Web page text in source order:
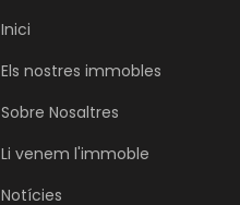
Inici
Els nostres immobles
Sobre Nosaltres
Li venem l'immoble
Notícies